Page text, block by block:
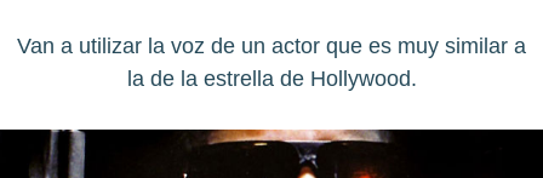
Van a utilizar la voz de un actor que es muy similar a
la de la estrella de Hollywood.